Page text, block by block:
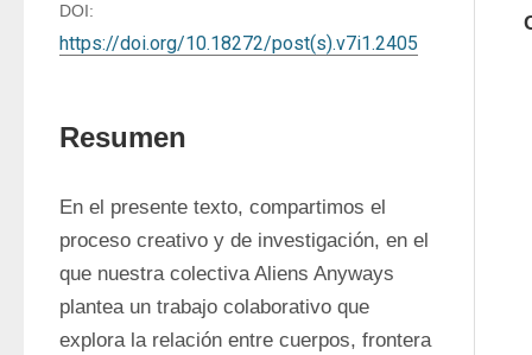
DOI:
https://doi.org/10.18272/post(s).v7i1.2405
Resumen
En el presente texto, compartimos el
proceso creativo y de investigación, en el
que nuestra colectiva Aliens Anyways
plantea un trabajo colaborativo que
explora la relación entre cuerpos, frontera